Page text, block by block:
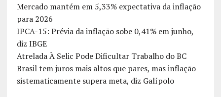
Mercado mantém em 5,33% expectativa da inflação
para 2026
IPCA-15: Prévia da inflação sobe 0,41% em junho,
diz IBGE
Atrelada À Selic Pode Dificultar Trabalho do BC
Brasil tem juros mais altos que pares, mas inflação
sistematicamente supera meta, diz Galípolo